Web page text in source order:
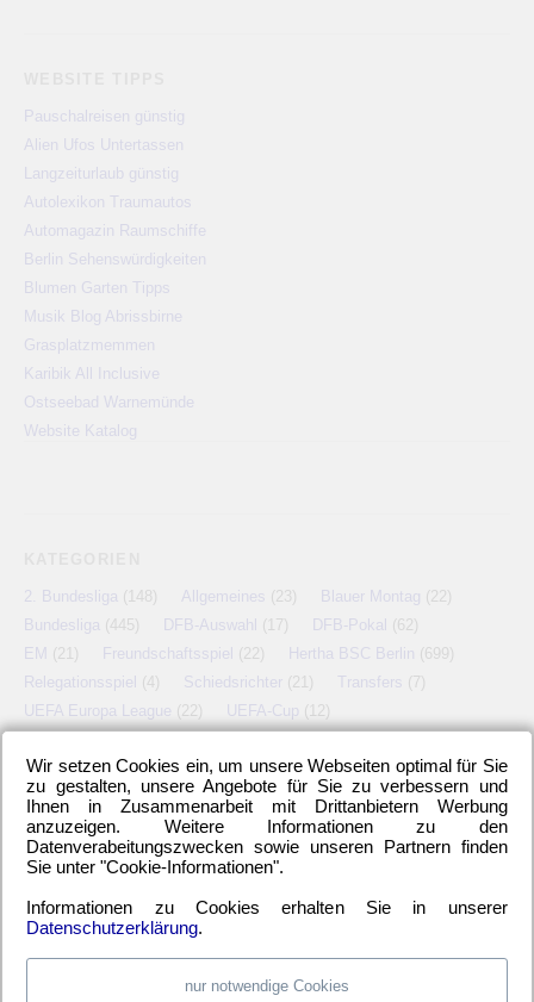
Pauschalreisen günstig
Alien Ufos Untertassen
Langzeiturlaub günstig
Autolexikon Traumautos
Automagazin Raumschiffe
Berlin Sehenswürdigkeiten
Blumen Garten Tipps
Musik Blog Abrissbirne
Grasplatzmemmen
Karibik All Inclusive
Ostseebad Warnemünde
Website Katalog
2. Bundesliga (148) Allgemeines (23) Blauer Montag (22)
Bundesliga (445) DFB-Auswahl (17) DFB-Pokal (62)
EM (21) Freundschaftsspiel (22) Hertha BSC Berlin (699)
Relegationsspiel (4) Schiedsrichter (21) Transfers (7)
UEFA Europa League (22) UEFA-Cup (12)
META
Anmelden Eintrags-Feed Kommentar-Feed WordPress.org
Wir setzen Cookies ein, um unsere Webseiten optimal für Sie
zu gestalten, unsere Angebote für Sie zu verbessern und
Ihnen in Zusammenarbeit mit Drittanbietern Werbung
anzuzeigen. Weitere Informationen zu den
Datenverabeitungszwecken sowie unseren Partnern finden
Sie unter "Cookie-Informationen".
Informationen zu Cookies erhalten Sie in unserer
Datenschutzerklärung.
nur notwendige Cookies